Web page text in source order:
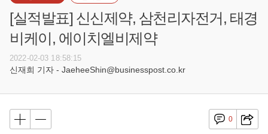
[실적발표] 신신제약, 삼천리자전거, 태경
비케이, 에이치엘비제약
2022-02-03 18:58:15
신재희 기자 - JaeheeShin@businesspost.co.kr
0